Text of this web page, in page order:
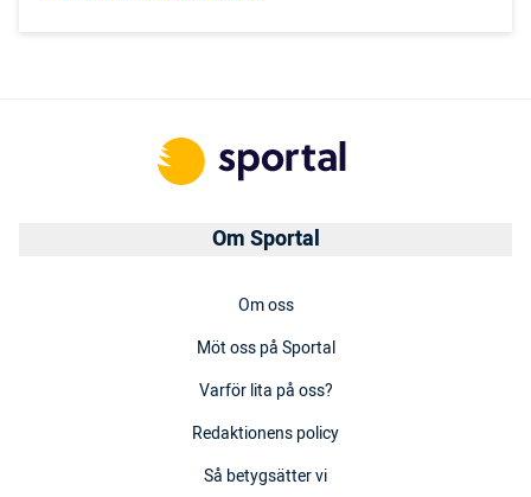
Om Sportal
Om oss
Möt oss på Sportal
Varför lita på oss?
Redaktionens policy
Så betygsätter vi